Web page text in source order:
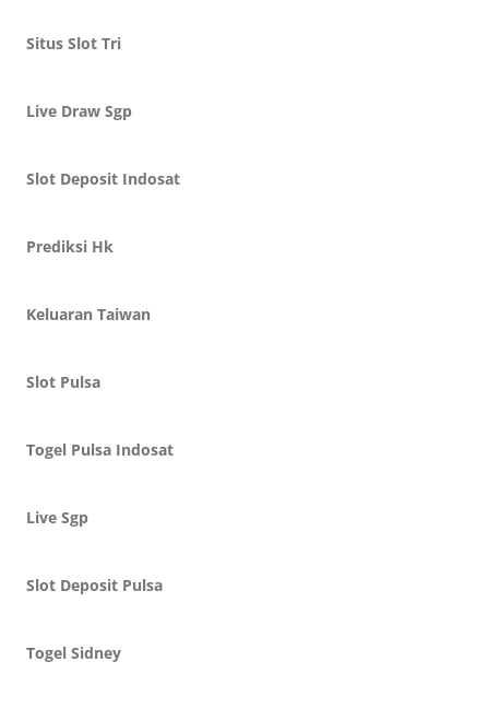
Situs Slot Tri
Live Draw Sgp
Slot Deposit Indosat
Prediksi Hk
Keluaran Taiwan
Slot Pulsa
Togel Pulsa Indosat
Live Sgp
Slot Deposit Pulsa
Togel Sidney